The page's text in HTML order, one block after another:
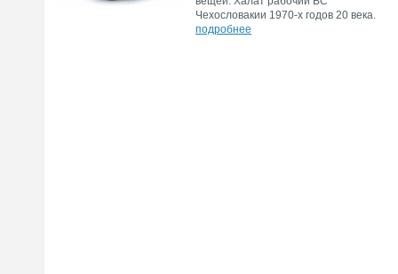
Чехословакии 1970-х годов 20 века.
подробнее